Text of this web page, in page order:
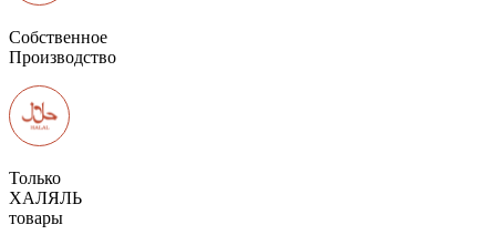
Собственное
Производство
Только
ХАЛЯЛЬ
товары